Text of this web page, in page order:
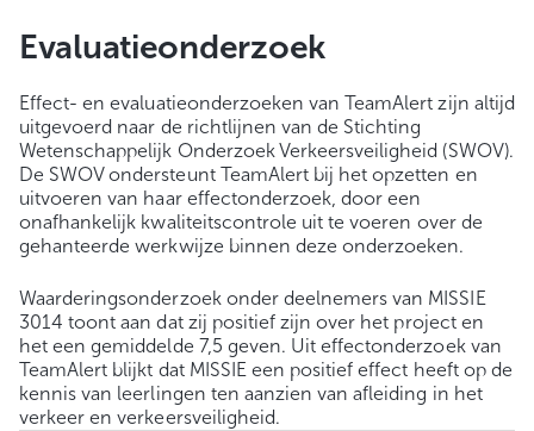
Evaluatieonderzoek
Effect- en evaluatieonderzoeken van TeamAlert zijn altijd
uitgevoerd naar de richtlijnen van de Stichting
Wetenschappelijk Onderzoek Verkeersveiligheid (SWOV).
De SWOV ondersteunt TeamAlert bij het opzetten en
uitvoeren van haar effectonderzoek, door een
onafhankelijk kwaliteitscontrole uit te voeren over de
gehanteerde werkwijze binnen deze onderzoeken.
Waarderingsonderzoek onder deelnemers van MISSIE
3014 toont aan dat zij positief zijn over het project en
het een gemiddelde 7,5 geven. Uit effectonderzoek van
TeamAlert blijkt dat MISSIE een positief effect heeft op de
kennis van leerlingen ten aanzien van afleiding in het
verkeer en verkeersveiligheid.